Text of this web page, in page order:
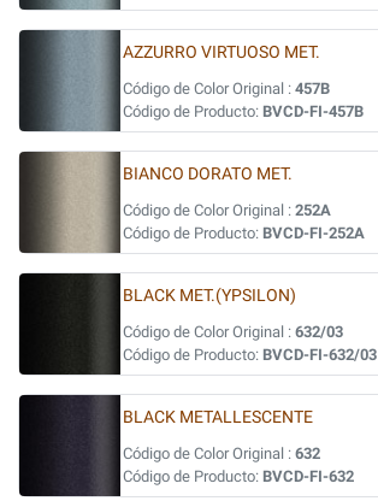
AZZURRO VIRTUOSO MET.
Código de Color Original : 457B
Código de Producto: BVCD-FI-457B
BIANCO DORATO MET.
Código de Color Original : 252A
Código de Producto: BVCD-FI-252A
BLACK MET.(YPSILON)
Código de Color Original : 632/03
Código de Producto: BVCD-FI-632/03
BLACK METALLESCENTE
Código de Color Original : 632
Código de Producto: BVCD-FI-632